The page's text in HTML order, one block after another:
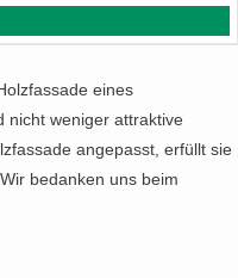
eines
nicht weniger attraktive
angepasst, erfüllt sie
bedanken uns beim